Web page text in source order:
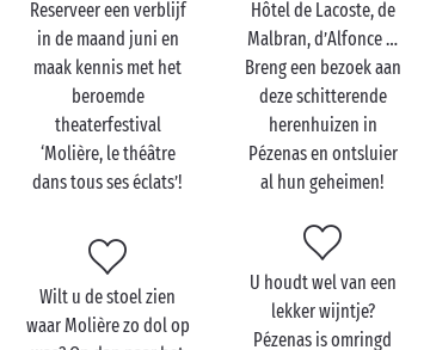
Zin om Pézenasmet uw geliefdete verkennen? Doe
dat bij voorkeur op zaterdag, wanneer er markt is!
Meer dan 120 markkramers zijn wekelijks op de
afspraak en stallen de hele dag lang hun waren uit.
De markt van Pézenas is een begrip in de
Languedoc-Roussillon
en terecht: hij bestaat al sinds
de 15e eeuw! U vindt er alles wat u nodig hebt voor
een heerlijke picknick met zijn tweetjes op het terras
van uw stacaravan of op het strand bij de
Middellandse Zee.
Reserveer een verblijf
in de maand juni en
maak kennis met het
beroemde
theaterfestival
‘Molière, le théâtre
dans tous ses éclats’!
Hôtel de Lacoste, de
Malbran, d’Alfonce …
Breng een bezoek aan
deze schitterende
herenhuizen in
Pézenas en ontsluier
al hun geheimen!
Wilt u de stoel zien
waar Molière zo dol op
U houdt wel van een
lekker wijntje?
Pézenas is omringd